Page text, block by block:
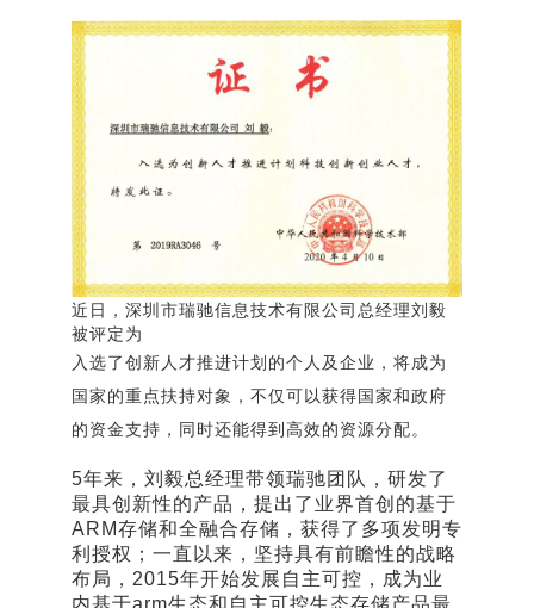
近日，深圳市瑞驰信息技术有限公司总经理刘毅
被评定为
入选了创新人才推进计划的个人及企业，将成为
国家的重点扶持对象，不仅可以获得国家和政府
的资金支持，同时还能得到高效的资源分配。
5年来，刘毅总经理带领瑞驰团队，研发了
最具创新性的产品，提出了业界首创的基于
ARM存储和全融合存储，获得了多项发明专
利授权；一直以来，坚持具有前瞻性的战略
布局，2015年开始发展自主可控，成为业
内基于arm生态和自主可控生态存储产品最